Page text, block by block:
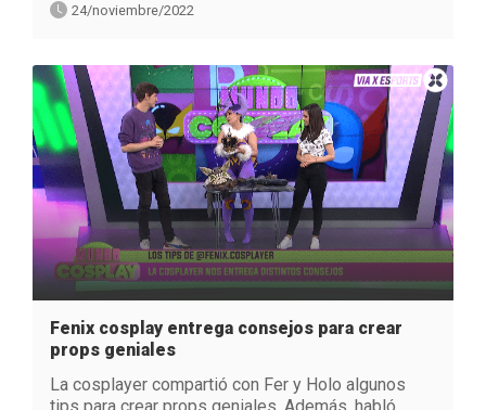
24/noviembre/2022
Fenix cosplay entrega consejos para crear
props geniales
La cosplayer compartió con Fer y Holo algunos